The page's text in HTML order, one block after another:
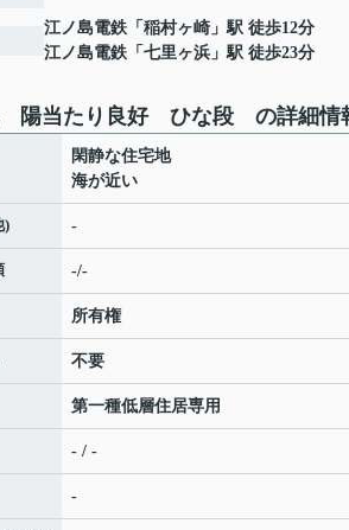
江ノ島電鉄 「 稲村ヶ崎 」駅 徒歩12分
江ノ島電鉄 「 七里ヶ浜 」駅 徒歩23分
陽当たり良好 ひな段 の詳細情
閑静な住宅地
海が近い
) -
-/-
所有権
不要
第一種低層住居専用
- / -
-